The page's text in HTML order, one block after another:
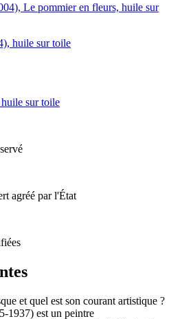
Le pommier en fleurs, huile sur
sur toile
agréé par l'État
et quel est son courant artistique ?
1937) est un peintre